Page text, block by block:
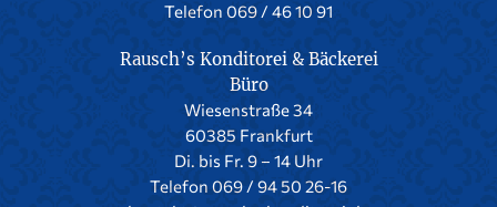
Telefon 069 / 46 10 91
Rausch’s Konditorei & Bäckerei
Büro
Wiesenstraße 34
60385 Frankfurt
Di. bis Fr. 9 – 14 Uhr
Telefon 069 / 94 50 26-16